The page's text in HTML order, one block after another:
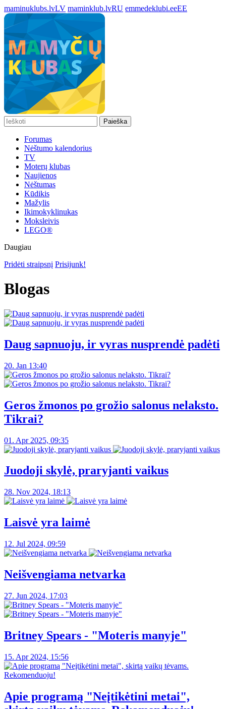
maminuklubs.lvLV maminklub.lvRU emmedeklubi.eeEE
Paieška
Forumas
Nėštumo kalendorius
TV
Moterų klubas
Naujienos
Nėštumas
Kūdikis
Mažylis
Ikimokyklinukas
Moksleivis
LEGO®
Daugiau
Pridėti straipsnį Prisijunk!
Blogas
Daug sapnuoju, ir vyras nusprendė padėti
20. Jan 13:40
Geros žmonos po grožio salonus nelaksto.
Tikrai?
01. Apr 2025, 09:35
Juodoji skylė, praryjanti vaikus
28. Nov 2024, 18:13
Laisvė yra laimė
12. Jul 2024, 09:59
Neišvengiama netvarka
27. Jun 2024, 17:03
Britney Spears - "Moteris manyje"
15. Apr 2024, 15:56
Apie programą "Neįtikėtini metai",